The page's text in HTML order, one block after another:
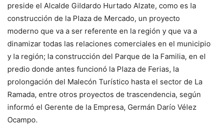
preside el Alcalde Gildardo Hurtado Alzate, como es la
construcción de la Plaza de Mercado, un proyecto
moderno que va a ser referente en la región y que va a
dinamizar todas las relaciones comerciales en el municipio
y la región; la construcción del Parque de la Familia, en el
predio donde antes funcionó la Plaza de Ferias, la
prolongación del Malecón Turístico hasta el sector de La
Ramada, entre otros proyectos de trascendencia, según
informó el Gerente de la Empresa, Germán Darío Vélez
Ocampo.